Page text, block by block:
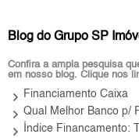
Blog do Grupo SP
Confira a ampla pesquisa
em nosso blog. Clique nos
keyboard_arrow_right Financiamento Caixa
keyboard_arrow_right Qual Melhor Banco p/
keyboard_arrow_right Índice Financamento: